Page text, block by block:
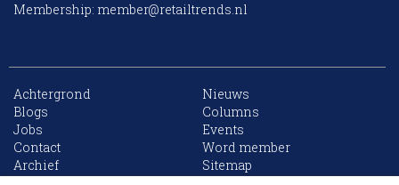
Membership: member@retailtrends.nl
Achtergrond
Nieuws
Blogs
Columns
Jobs
Events
Contact
Word member
Archief
Sitemap